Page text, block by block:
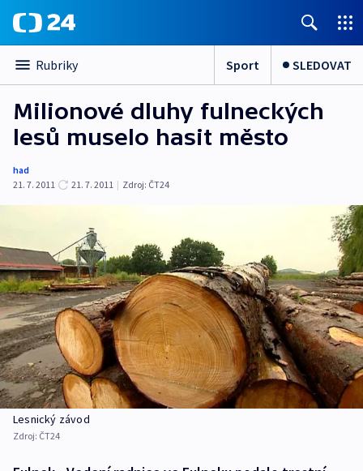
Rubriky Sport SLEDOVAT
Milionové dluhy fulneckých
lesů muselo hasit město
had
21. 7. 2011
21. 7. 2011 | Zdroj: ČT24
Lesnický závod
Zdroj: ČT24